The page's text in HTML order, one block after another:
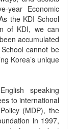
year Economic
the KDI School
of KDI, we can
accumulated
cannot be
Korea’s unique
speaking
to international
(MDP), the
in 1997,